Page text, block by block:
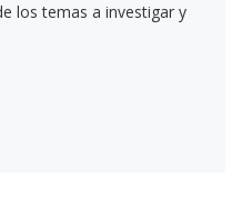
los temas a investigar y